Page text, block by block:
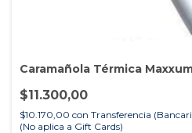
Caramañola Térmica
$11.300,00
$10.170,00 con Transferencia
(No aplica a Gift Cards)